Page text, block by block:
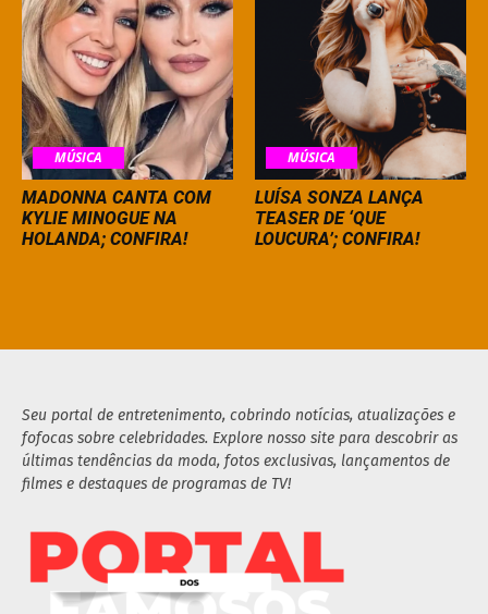
MÚSICA
MADONNA CANTA COM
KYLIE MINOGUE NA
HOLANDA; CONFIRA!
MÚSICA
LUÍSA SONZA LANÇA
TEASER DE ‘QUE
LOUCURA’; CONFIRA!
Seu portal de entretenimento, cobrindo notícias, atualizações e
fofocas sobre celebridades. Explore nosso site para descobrir as
últimas tendências da moda, fotos exclusivas, lançamentos de
filmes e destaques de programas de TV!